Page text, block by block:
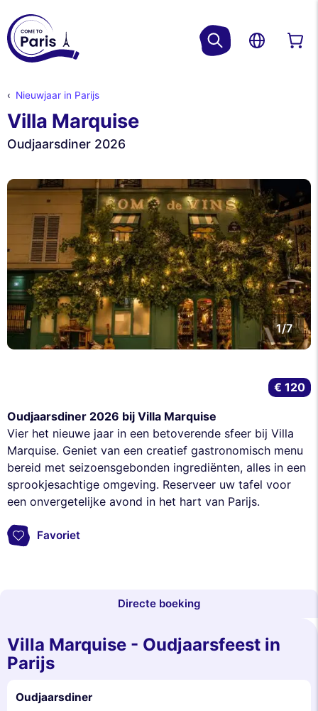
Nieuwjaar in Parijs
Villa Marquise
Oudjaarsdiner 2026
1/7
Oudjaarsdiner 2026 bij Villa Marquise
Vier het nieuwe jaar in een betoverende sfeer bij Villa
Marquise. Geniet van een creatief gastronomisch menu
bereid met seizoensgebonden ingrediënten, alles in een
sprookjesachtige omgeving. Reserveer uw tafel voor
een onvergetelijke avond in het hart van Parijs.
Favoriet
€ 120
Directe boeking
Villa Marquise - Oudjaarsfeest in
Parijs
Oudjaarsdiner